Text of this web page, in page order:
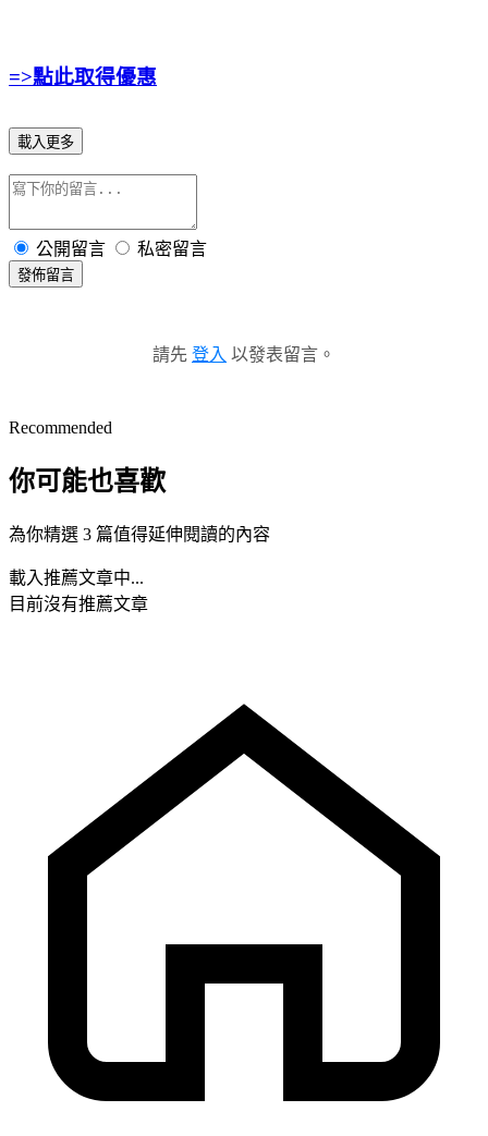
=>點此取得優惠
載入更多
公開留言 私密留言
發佈留言
請先 登入 以發表留言。
Recommended
你可能也喜歡
為你精選 3 篇值得延伸閱讀的內容
載入推薦文章中...
目前沒有推薦文章